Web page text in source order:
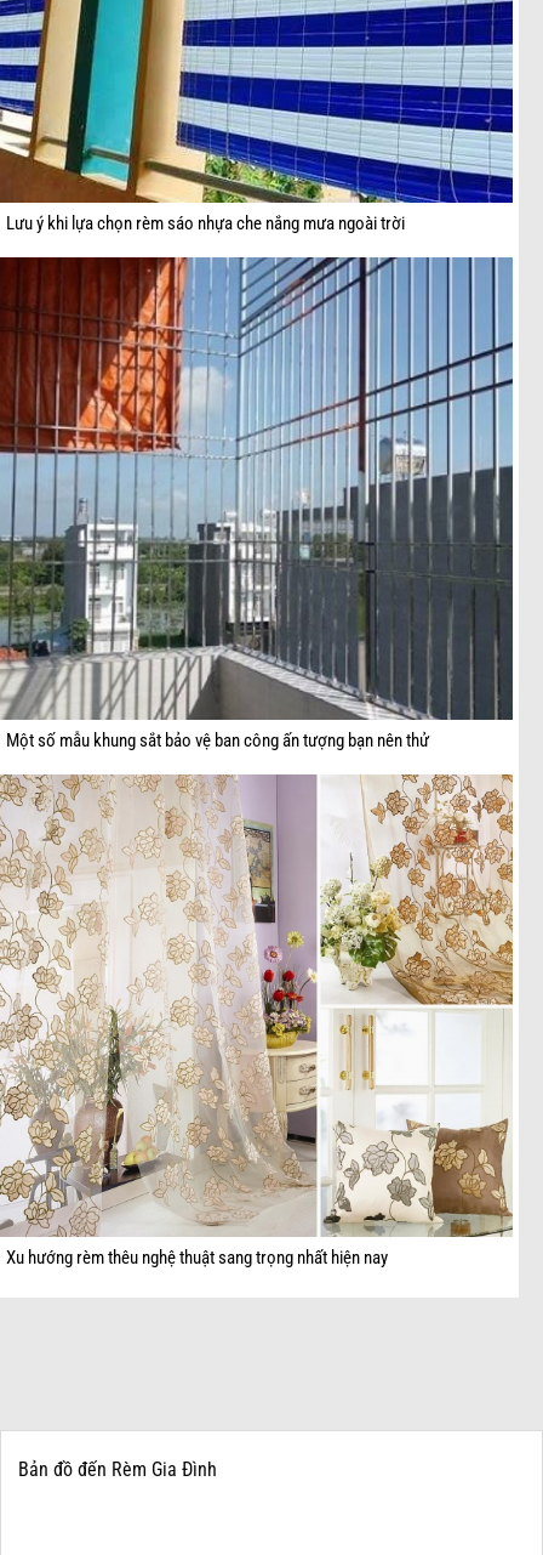
Lưu ý khi lựa chọn rèm sáo nhựa che nắng mưa ngoài trời
Một số mẫu khung sắt bảo vệ ban công ấn tượng bạn nên thử
Xu hướng rèm thêu nghệ thuật sang trọng nhất hiện nay
Bản đồ đến Rèm Gia Đình